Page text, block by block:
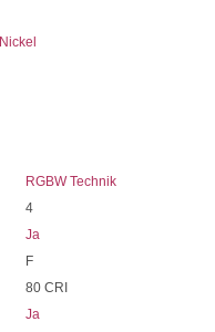
Nickel
RGBW Technik
4
Ja
F
80 CRI
Ja